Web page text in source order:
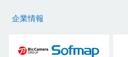
企業情報